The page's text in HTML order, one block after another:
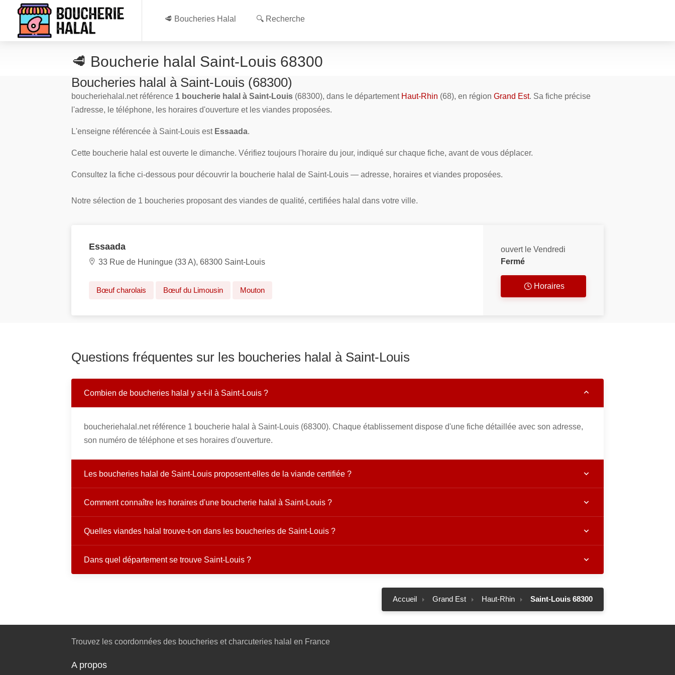
🥩 Boucheries Halal 🔍 Recherche
🥩 Boucherie halal Saint-Louis 68300
Boucheries halal à Saint-Louis (68300)
boucheriehalal.net référence 1 boucherie halal à Saint-Louis (68300), dans le département Haut-Rhin (68), en région Grand Est. Sa fiche précise
l'adresse, le téléphone, les horaires d'ouverture et les viandes proposées.
L'enseigne référencée à Saint-Louis est Essaada.
Cette boucherie halal est ouverte le dimanche. Vérifiez toujours l'horaire du jour, indiqué sur chaque fiche, avant de vous déplacer.
Consultez la fiche ci-dessous pour découvrir la boucherie halal de Saint-Louis — adresse, horaires et viandes proposées.
Notre sélection de 1 boucheries proposant des viandes de qualité, certifiées halal dans votre ville.
Essaada
33 Rue de Huningue (33 A), 68300 Saint-Louis
Bœuf charolais Bœuf du Limousin Mouton
ouvert le Vendredi
Fermé
Horaires
Questions fréquentes sur les boucheries halal à Saint-Louis
Combien de boucheries halal y a-t-il à Saint-Louis ?
boucheriehalal.net référence 1 boucherie halal à Saint-Louis (68300). Chaque établissement dispose d'une fiche détaillée avec son adresse,
son numéro de téléphone et ses horaires d'ouverture.
Les boucheries halal de Saint-Louis proposent-elles de la viande certifiée ?
Comment connaître les horaires d'une boucherie halal à Saint-Louis ?
Quelles viandes halal trouve-t-on dans les boucheries de Saint-Louis ?
Dans quel département se trouve Saint-Louis ?
Accueil Grand Est Haut-Rhin Saint-Louis 68300
Trouvez les coordonnées des boucheries et charcuteries halal en France
A propos